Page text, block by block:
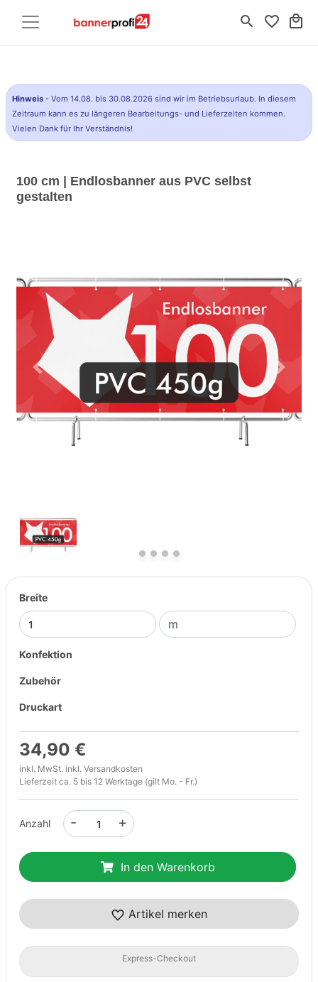
search favorite_border local_mall
Hinweis - Vom 14.08. bis 30.08.2026 sind wir im Betriebsurlaub. In diesem
Zeitraum kann es zu längeren Bearbeitungs- und Lieferzeiten kommen.
Vielen Dank für Ihr Verständnis!
100 cm | Endlosbanner aus PVC selbst
gestalten
Previous Next
Breite
Konfektion
Zubehör
Druckart
34,90 €
inkl. MwSt. inkl. Versandkosten
Lieferzeit ca. 5 bis 12 Werktage (gilt Mo. - Fr.)
Anzahl +
-
In den Warenkorb
Artikel merken
Express-Checkout